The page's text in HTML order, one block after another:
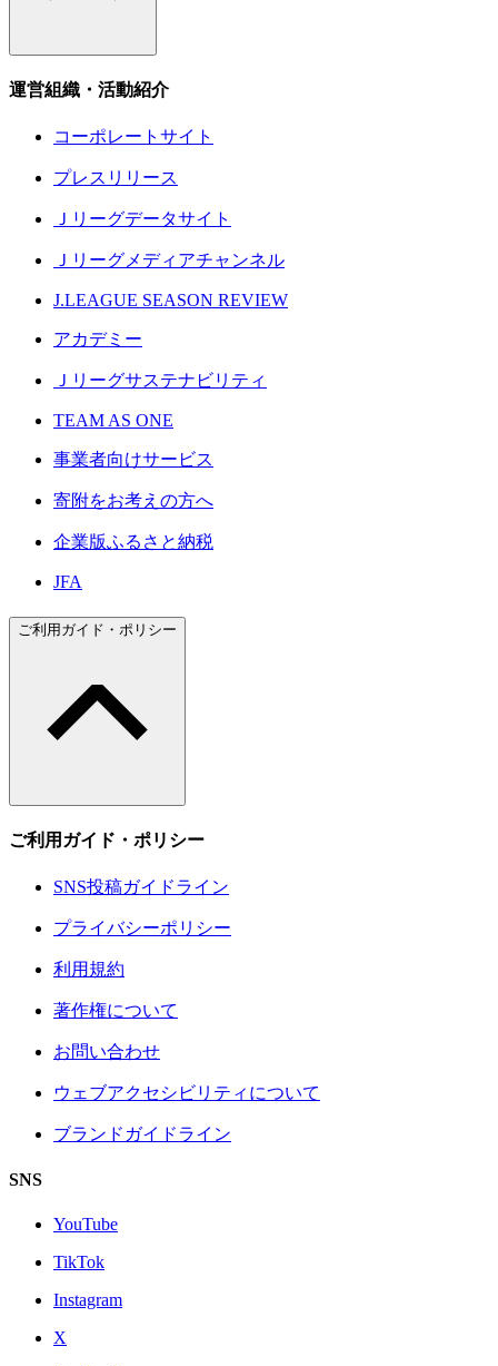
運営組織・活動紹介
コーポレートサイト
プレスリリース
Ｊリーグデータサイト
Ｊリーグメディアチャンネル
J.LEAGUE SEASON REVIEW
アカデミー
Ｊリーグサステナビリティ
TEAM AS ONE
事業者向けサービス
寄附をお考えの方へ
企業版ふるさと納税
JFA
ご利用ガイド・ポリシー
ご利用ガイド・ポリシー
SNS投稿ガイドライン
プライバシーポリシー
利用規約
著作権について
お問い合わせ
ウェブアクセシビリティについて
ブランドガイドライン
SNS
YouTube
TikTok
Instagram
X